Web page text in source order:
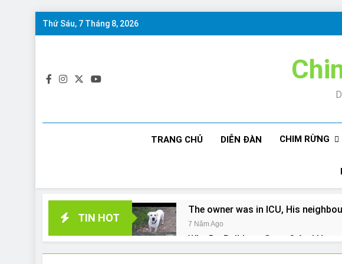
Skip
Thứ Sáu, 7 Tháng 8, 2026
TRANG CHỦ DIỄN ĐÀN CHIM RỪNG
TIN HOT
The owner was in ICU, His
7 Năm Ago
Why Do Bulldogs Snore? And How
7 Năm Ago